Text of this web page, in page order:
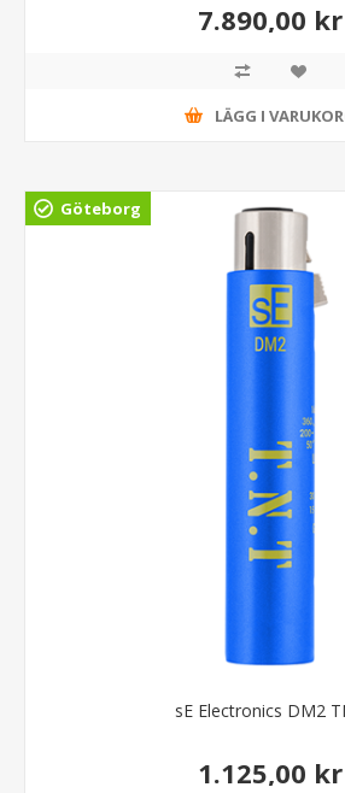
7.890,00 kr
LÄGG I
Göteborg
sE Electronics DM2
1.125,00 kr